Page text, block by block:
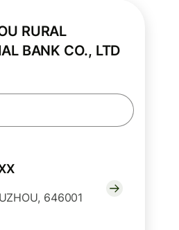
RURAL
BANK CO., LTD
646001